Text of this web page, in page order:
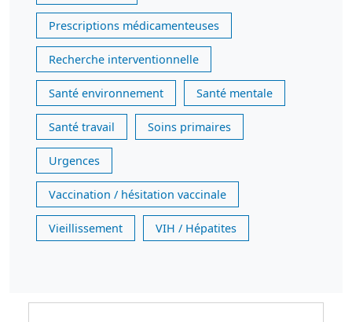
Prescriptions médicamenteuses
Recherche interventionnelle
Santé environnement Santé mentale
Santé travail Soins primaires
Urgences
Vaccination / hésitation vaccinale
Vieillissement VIH / Hépatites